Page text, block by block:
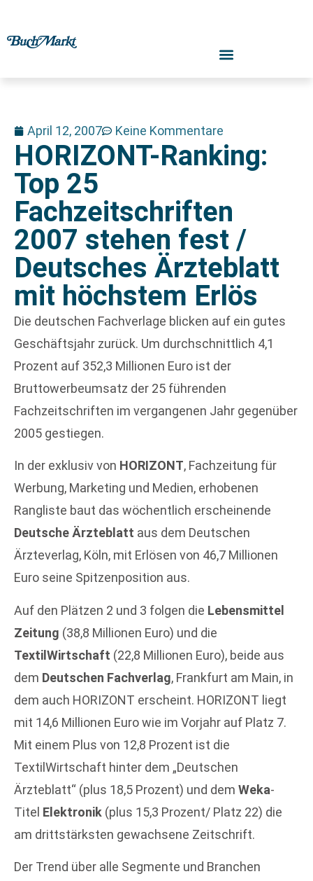
April 12, 2007 Keine Kommentare
HORIZONT-Ranking:
Top 25
Fachzeitschriften
2007 stehen fest /
Deutsches Ärzteblatt
mit höchstem Erlös
Die deutschen Fachverlage blicken auf ein gutes
Geschäftsjahr zurück. Um durchschnittlich 4,1
Prozent auf 352,3 Millionen Euro ist der
Bruttowerbeumsatz der 25 führenden
Fachzeitschriften im vergangenen Jahr gegenüber
2005 gestiegen.
In der exklusiv von HORIZONT, Fachzeitung für
Werbung, Marketing und Medien, erhobenen
Rangliste baut das wöchentlich erscheinende
Deutsche Ärzteblatt aus dem Deutschen
Ärzteverlag, Köln, mit Erlösen von 46,7 Millionen
Euro seine Spitzenposition aus.
Auf den Plätzen 2 und 3 folgen die Lebensmittel
Zeitung (38,8 Millionen Euro) und die
TextilWirtschaft (22,8 Millionen Euro), beide aus
dem Deutschen Fachverlag, Frankfurt am Main, in
dem auch HORIZONT erscheint. HORIZONT liegt
mit 14,6 Millionen Euro wie im Vorjahr auf Platz 7.
Mit einem Plus von 12,8 Prozent ist die
TextilWirtschaft hinter dem „Deutschen
Ärzteblatt“ (plus 18,5 Prozent) und dem Weka-
Titel Elektronik (plus 15,3 Prozent/ Platz 22) die
am drittstärksten gewachsene Zeitschrift.
Der Trend über alle Segmente und Branchen